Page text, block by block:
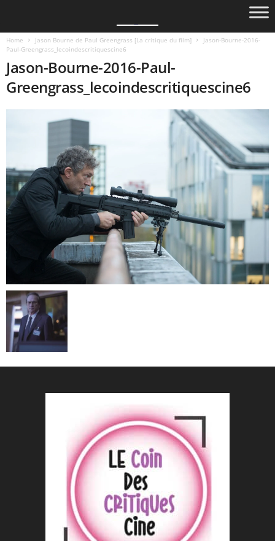
Home Jason Bourne de Paul Greengrass [La critique du film]
Jason-Bourne-2016-
Paul-Greengrass_lecoindescritiquescine6
Jason-Bourne-2016-Paul-
Greengrass_lecoindescritiquescine6